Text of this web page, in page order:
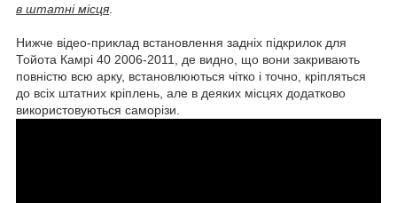
в штатні місця
Нижче відео-приклад встановлення задніх підкрилок для
Тойота Камрі 40 2006-2011, де видно, що вони закривають
повністю всю арку, встановлюються чітко і точно, кріпляться
до всіх штатних кріплень, але в деяких місцях додатково
використовуються саморізи.